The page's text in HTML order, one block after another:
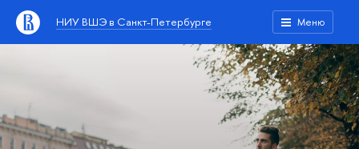
НИУ ВШЭ в Санкт-Петербурге Меню